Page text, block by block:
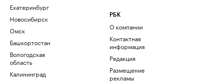
Екатеринбург
Новосибирск
Омск
Башкортостан
Вологодская
область
Калининград
РБК
О компании
Контактная
информация
Редакция
Размещение
рекламы